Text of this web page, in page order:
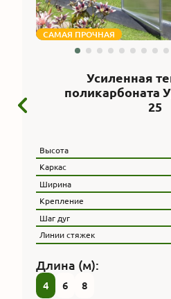
САМАЯ ПРОЧНАЯ
Усиленная
поликарбоната
25
Высота
Каркас
Ширина
Крепление
Шаг дуг
Линии стяжек
Длина (м):
4 6 8